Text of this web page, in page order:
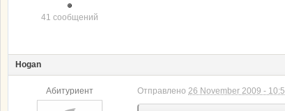
41 сообщений
Hogan
Абитуриент Отправлено 26 November 2009 -